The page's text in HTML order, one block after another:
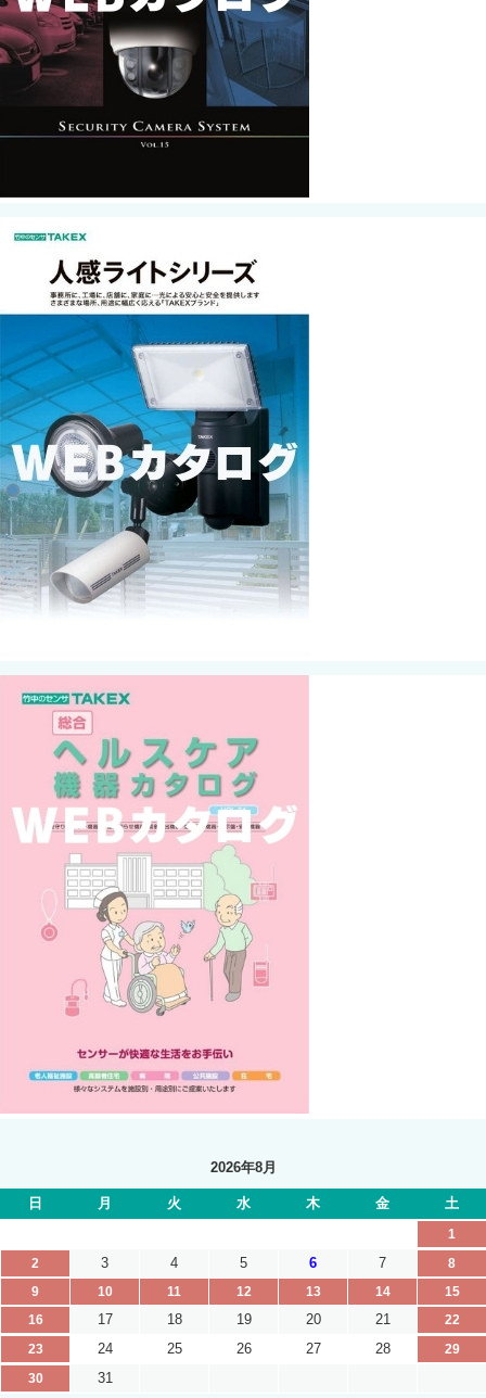
2026年8月
日 月 火 水 木 金 土
1
2
3 4 5 6 7
8
9
10 11 12 13 14
15
16
17 18 19 20 21
22
23
24 25 26 27 28
29
30
31